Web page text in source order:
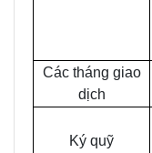
Các tháng giao
dịch
Ký quỹ